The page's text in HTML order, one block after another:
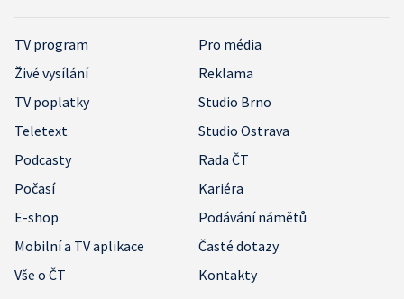
TV program
Pro média
Živé vysílání
Reklama
TV poplatky
Studio Brno
Teletext
Studio Ostrava
Podcasty
Rada ČT
Počasí
Kariéra
E-shop
Podávání námětů
Mobilní a TV aplikace
Časté dotazy
Vše o ČT
Kontakty